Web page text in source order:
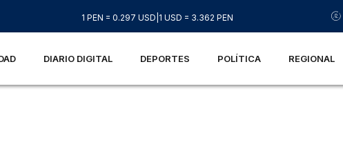
1 PEN = 0.297 USD 1 USD = 3.362 PEN
DIARIO DIGITAL DEPORTES POLÍTICA REGIONAL